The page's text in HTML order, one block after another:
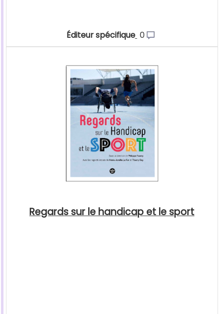
Éditeur spécifique 0
Regards sur le handicap et le sport